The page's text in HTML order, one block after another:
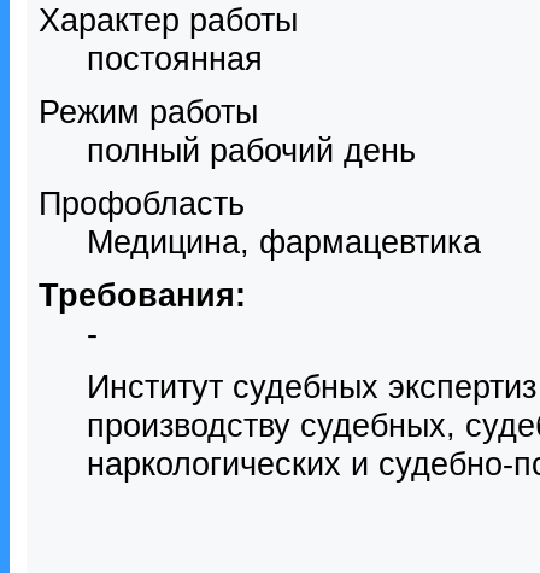
Характер работы
постоянная
Режим работы
полный рабочий день
Профобласть
Медицина, фармацевтика
Требования:
-
Институт судебных
производству судебных,
наркологических и судебно-